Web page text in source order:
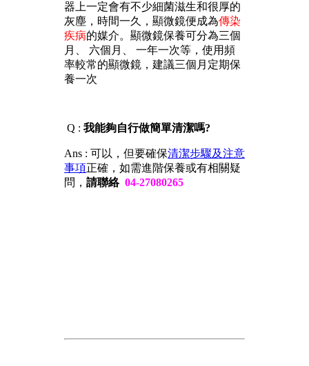
器上一定會有不少細菌滋生和很厚的
灰塵，時間一久，顯微鏡便成為傳染
疾病的媒介。顯微鏡保養可分為三個
月、 六個月、 一年一次等，使用頻
率較常的顯微鏡，建議三個月定期保
養一次
Q : 我能夠自行做簡單清潔嗎?
Ans : 可以，但要確保清潔步驟及注意
事項正確，如需進階保養或有相關疑
問， 請聯絡 04-27080265